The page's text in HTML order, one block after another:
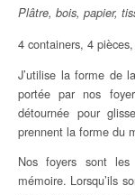
Plâtre, bois, papier,
4 containers, 4
J’utilise la forme de
portée par nos
détournée pour
prennent la forme du
Nos foyers sont
mémoire. Lorsqu’ils